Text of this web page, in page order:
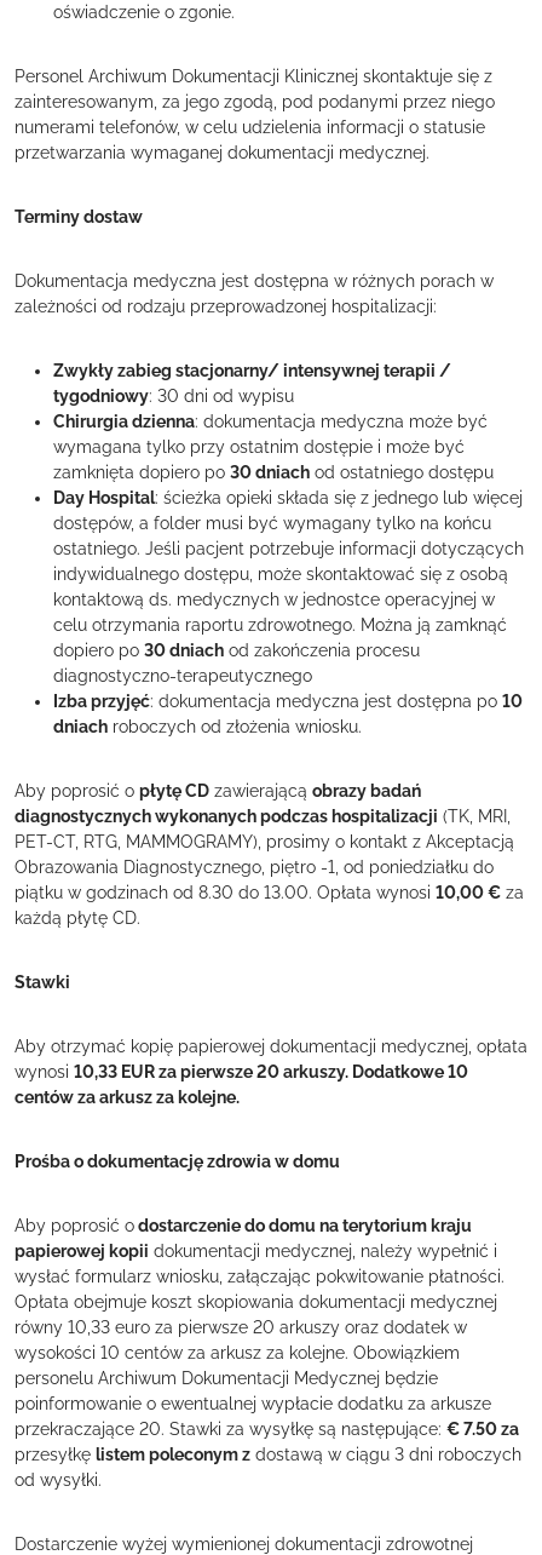
oświadczenie o zgonie.
Personel Archiwum Dokumentacji Klinicznej skontaktuje się z
zainteresowanym, za jego zgodą, pod podanymi przez niego
numerami telefonów, w celu udzielenia informacji o statusie
przetwarzania wymaganej dokumentacji medycznej.
Terminy dostaw
Dokumentacja medyczna jest dostępna w różnych porach w
zależności od rodzaju przeprowadzonej hospitalizacji:
Zwykły zabieg stacjonarny/ intensywnej terapii /
tygodniowy: 30 dni od wypisu
Chirurgia dzienna: dokumentacja medyczna może być
wymagana tylko przy ostatnim dostępie i może być
zamknięta dopiero po 30 dniach od ostatniego dostępu
Day Hospital: ścieżka opieki składa się z jednego lub więcej
dostępów, a folder musi być wymagany tylko na końcu
ostatniego. Jeśli pacjent potrzebuje informacji dotyczących
indywidualnego dostępu, może skontaktować się z osobą
kontaktową ds. medycznych w jednostce operacyjnej w
celu otrzymania raportu zdrowotnego. Można ją zamknąć
dopiero po 30 dniach od zakończenia procesu
diagnostyczno-terapeutycznego
Izba przyjęć: dokumentacja medyczna jest dostępna po 10
dniach roboczych od złożenia wniosku.
Aby poprosić o płytę CD zawierającą obrazy badań
diagnostycznych wykonanych podczas hospitalizacji (TK, MRI,
PET-CT, RTG, MAMMOGRAMY), prosimy o kontakt z Akceptacją
Obrazowania Diagnostycznego, piętro -1, od poniedziałku do
piątku w godzinach od 8.30 do 13.00. Opłata wynosi 10,00 € za
każdą płytę CD.
Stawki
Aby otrzymać kopię papierowej dokumentacji medycznej, opłata
wynosi 10,33 EUR za pierwsze 20 arkuszy. Dodatkowe 10
centów za arkusz za kolejne.
Prośba o dokumentację zdrowia w domu
Aby poprosić odostarczenie do domu na terytorium kraju
papierowej kopii dokumentacji medycznej, należy wypełnić i
wysłać formularz wniosku, załączając pokwitowanie płatności.
Opłata obejmuje koszt skopiowania dokumentacji medycznej
równy 10,33 euro za pierwsze 20 arkuszy oraz dodatek w
wysokości 10 centów za arkusz za kolejne. Obowiązkiem
personelu Archiwum Dokumentacji Medycznej będzie
poinformowanie o ewentualnej wypłacie dodatku za arkusze
przekraczające 20. Stawki za wysyłkę są następujące: € 7.50 za
przesyłkę listem poleconym z dostawą w ciągu 3 dni roboczych
od wysyłki.
Dostarczenie wyżej wymienionej dokumentacji zdrowotnej